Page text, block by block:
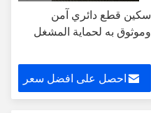
سكين قطع دائري آمن
وموثوق به لحماية المشغل
احصل على افضل سعر